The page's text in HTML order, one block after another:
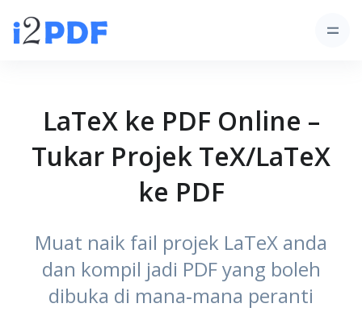
LaTeX ke PDF Online –
Tukar Projek TeX/LaTeX
ke PDF
Muat naik fail projek LaTeX anda
dan kompil jadi PDF yang boleh
dibuka di mana‑mana peranti